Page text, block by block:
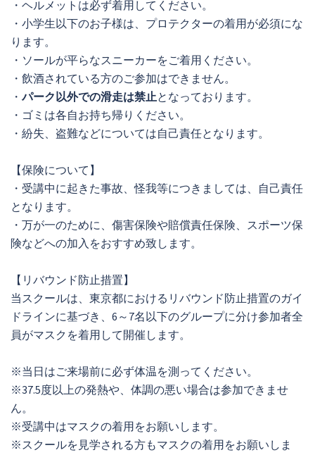
・ヘルメットは必ず着用してください。
・小学生以下のお子様は、プロテクターの着用が必須にな
ります。
・ソールが平らなスニーカーをご着用ください。
・飲酒されている方のご参加はできません。
・パーク以外での滑走は禁止となっております。
・ゴミは各自お持ち帰りください。
・紛失、盗難などについては自己責任となります。
【保険について】
・受講中に起きた事故、怪我等につきましては、自己責任
となります。
・万が一のために、傷害保険や賠償責任保険、スポーツ保
険などへの加入をおすすめ致します。
【リバウンド防止措置】
当スクールは、東京都におけるリバウンド防止措置のガイ
ドラインに基づき、6～7名以下のグループに分け参加者全
員がマスクを着用して開催します。
※当日はご来場前に必ず体温を測ってください。
※37.5度以上の発熱や、体調の悪い場合は参加できませ
ん。
※受講中はマスクの着用をお願いします。
※スクールを見学される方もマスクの着用をお願いしま